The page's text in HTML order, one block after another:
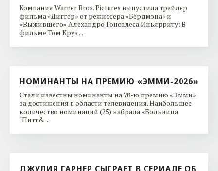
Компания Warner Bros. Pictures выпустила трейлер
фильма «Диггер» от режиссера «Бёрдмэна» и
«Выжившего» Алехандро Гонсалеса Иньярриту: В
фильме Том Круз ...
НОМИНАНТЫ НА ПРЕМИЮ «ЭММИ-2026»
Стали известны номинанты на 78-ю премию «Эмми»
за достижения в области телевидения. Наибольшее
количество номинаций (25) набрала «Больница
"Питт& ...
ДЖУЛИЯ ГАРНЕР СЫГРАЕТ В СЕРИАЛЕ ОБ